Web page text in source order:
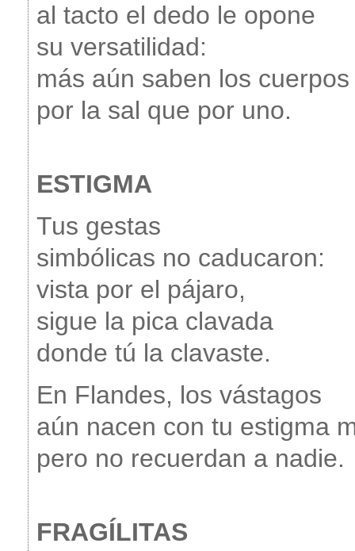
al tacto el dedo le opone
su versatilidad:
más aún saben los cuerpos
por la sal que por uno.
ESTIGMA
Tus gestas
simbólicas no caducaron:
vista por el pájaro,
sigue la pica clavada
donde tú la clavaste.
En Flandes, los vástagos
aún nacen con tu estigma
pero no recuerdan a nadie.
FRAGÍLITAS